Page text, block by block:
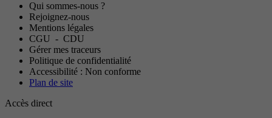
Qui sommes-nous ?
Rejoignez-nous
Mentions légales
CGU - CDU
Gérer mes traceurs
Politique de confidentialité
Accessibilité : Non conforme
Plan de site
Accès direct